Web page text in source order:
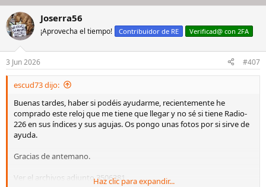
Joserra56
¡Aprovecha el tiempo! Contribuidor de RE Verificad@ con 2FA
3 Jun 2026 #407
escud73 dijo:
Buenas tardes, haber si podéis ayudarme, recientemente he
comprado este reloj que me tiene que llegar y no sé si tiene Radio-
226 en sus índices y sus agujas. Os pongo unas fotos por si sirve de
ayuda.
Gracias de antemano.
Ver el archivos adjunto 3506381Haz clic para expandir...